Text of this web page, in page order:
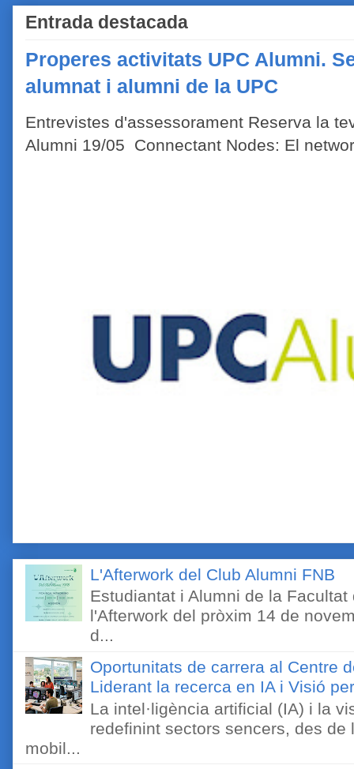
Entrada destacada
Properes activitats UPC Alumni.
alumnat i alumni de la UPC
Entrevistes d'assessorament Reserva la
Alumni 19/05 Connectant Nodes: El
L'Afterwork del Club Alumni FNB
Estudiantat i Alumni de la
l'Afterwork del pròxim 14 de
d...
Oportunitats de carrera al Centre
Liderant la recerca en IA i Visió
La intel·ligència artificial (IA) i la
redefinint sectors sencers, des
mobil...